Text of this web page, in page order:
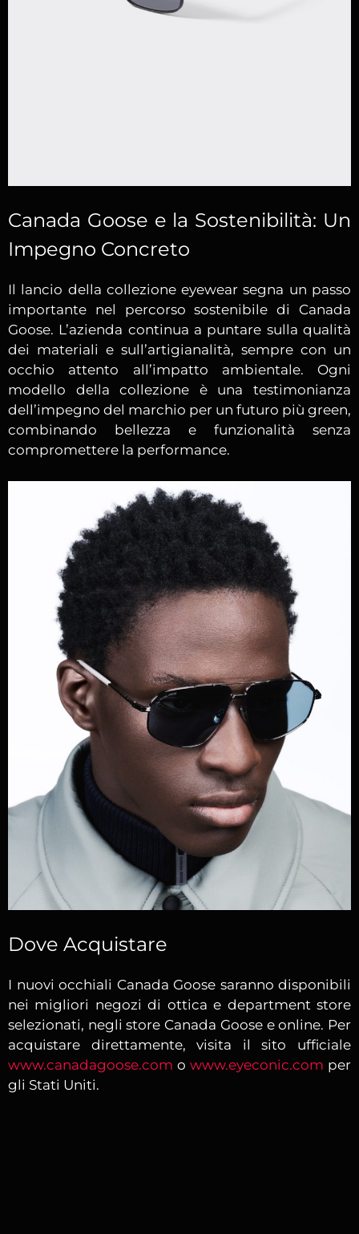
Canada Goose e la Sostenibilità: Un
Impegno Concreto
Il lancio della collezione eyewear segna un passo
importante nel percorso sostenibile di Canada
Goose. L’azienda continua a puntare sulla qualità
dei materiali e sull’artigianalità, sempre con un
occhio attento all’impatto ambientale. Ogni
modello della collezione è una testimonianza
dell’impegno del marchio per un futuro più green,
combinando bellezza e funzionalità senza
compromettere la performance.
Dove Acquistare
I nuovi occhiali Canada Goose saranno disponibili
nei migliori negozi di ottica e department store
selezionati, negli store Canada Goose e online. Per
acquistare direttamente, visita il sito ufficiale
www.canadagoose.com o www.eyeconic.com per
gli Stati Uniti.